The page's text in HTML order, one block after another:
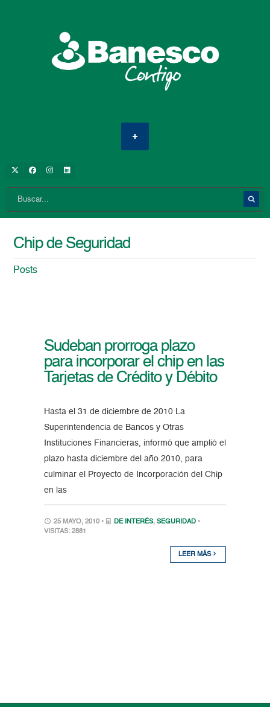
Chip de Seguridad
Posts
Sudeban prorroga plazo
para incorporar el chip en las
Tarjetas de Crédito y Débito
Hasta el 31 de diciembre de 2010 La
Superintendencia de Bancos y Otras
Instituciones Financieras, informó que amplió el
plazo hasta diciembre del año 2010, para
culminar el Proyecto de Incorporación del Chip
en las
25 MAYO, 2010 • DE INTERÉS, SEGURIDAD •
VISITAS: 2881
LEER MÁS